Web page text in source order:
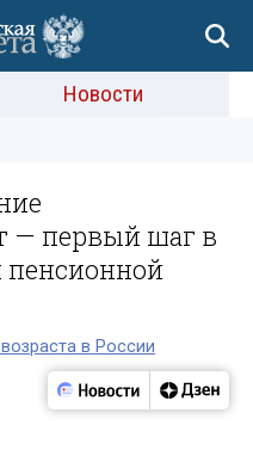
Новости
— первый шаг в
пенсионной
в России